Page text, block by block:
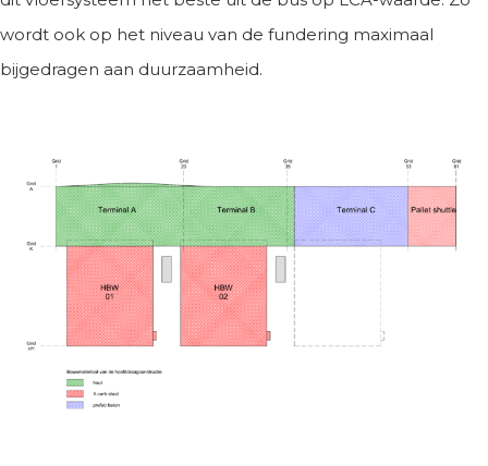
wordt ook op het niveau van de fundering maximaal
bijgedragen aan duurzaamheid.